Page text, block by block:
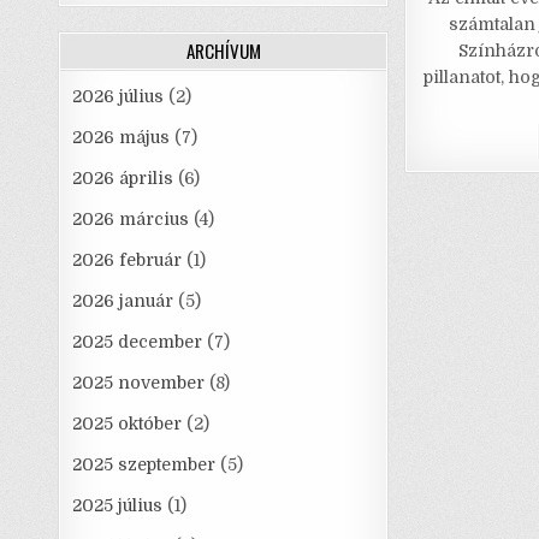
c
e
b
o
pillanatot,
ARCHÍVUM
2026 július (2)
2026 május (7)
2026 április (6)
2026 március (4)
2026 február (1)
2026 január (5)
2025 december (7)
2025 november (8)
2025 október (2)
2025 szeptember (5)
2025 július (1)